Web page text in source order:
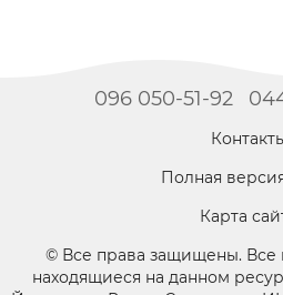
096 050-51-92
Полная
Карта
© Все права защищены. Все
находящиеся на данном